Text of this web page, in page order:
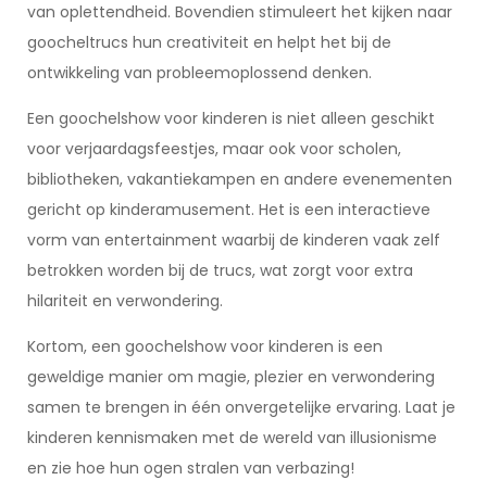
van oplettendheid. Bovendien stimuleert het kijken naar
goocheltrucs hun creativiteit en helpt het bij de
ontwikkeling van probleemoplossend denken.
Een goochelshow voor kinderen is niet alleen geschikt
voor verjaardagsfeestjes, maar ook voor scholen,
bibliotheken, vakantiekampen en andere evenementen
gericht op kinderamusement. Het is een interactieve
vorm van entertainment waarbij de kinderen vaak zelf
betrokken worden bij de trucs, wat zorgt voor extra
hilariteit en verwondering.
Kortom, een goochelshow voor kinderen is een
geweldige manier om magie, plezier en verwondering
samen te brengen in één onvergetelijke ervaring. Laat je
kinderen kennismaken met de wereld van illusionisme
en zie hoe hun ogen stralen van verbazing!